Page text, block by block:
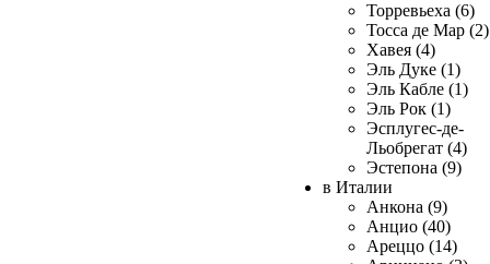
Торревьеха (6)
Тосса де Мар (2)
Хавея (4)
Эль Дуке (1)
Эль Кабле (1)
Эль Рок (1)
Эсплугес-де-
Льобрегат (4)
Эстепона (9)
в Италии
Анкона (9)
Анцио (40)
Ареццо (14)